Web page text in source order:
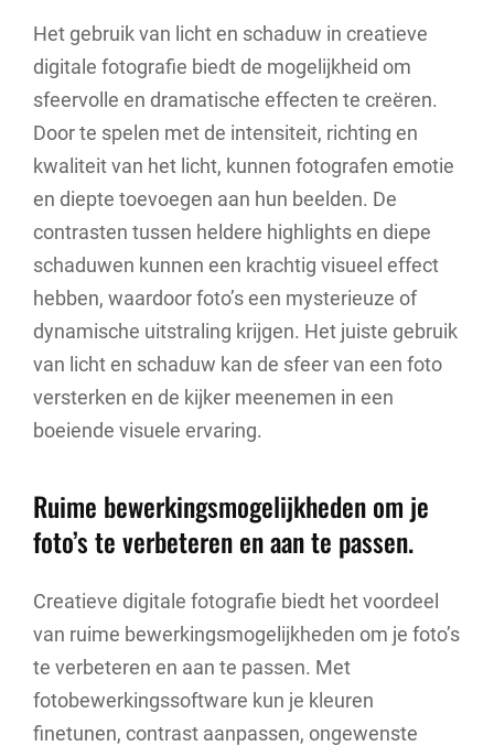
Het gebruik van licht en schaduw in creatieve
digitale fotografie biedt de mogelijkheid om
sfeervolle en dramatische effecten te creëren.
Door te spelen met de intensiteit, richting en
kwaliteit van het licht, kunnen fotografen emotie
en diepte toevoegen aan hun beelden. De
contrasten tussen heldere highlights en diepe
schaduwen kunnen een krachtig visueel effect
hebben, waardoor foto’s een mysterieuze of
dynamische uitstraling krijgen. Het juiste gebruik
van licht en schaduw kan de sfeer van een foto
versterken en de kijker meenemen in een
boeiende visuele ervaring.
Ruime bewerkingsmogelijkheden om je
foto’s te verbeteren en aan te passen.
Creatieve digitale fotografie biedt het voordeel
van ruime bewerkingsmogelijkheden om je foto’s
te verbeteren en aan te passen. Met
fotobewerkingssoftware kun je kleuren
finetunen, contrast aanpassen, ongewenste